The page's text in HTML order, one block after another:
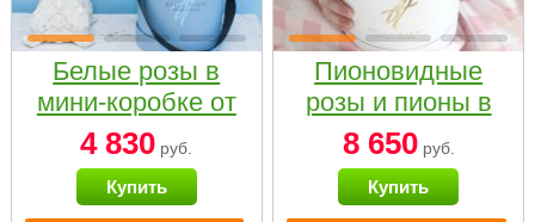
Белые розы в
мини-коробке от
Bella Fiori
4 830 руб.
Купить
Пионовидные
розы и пионы в
белой коробке
Small
8 650руб.
Купить